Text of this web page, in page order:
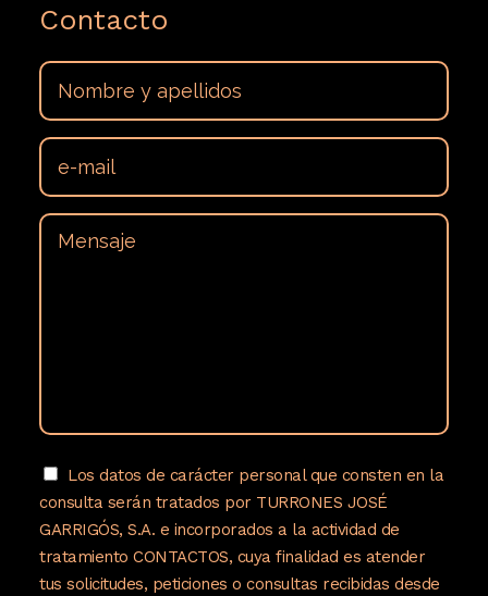
Contacto
Los datos de carácter personal que consten en la
consulta serán tratados por TURRONES JOSÉ
GARRIGÓS, S.A. e incorporados a la actividad de
tratamiento CONTACTOS, cuya finalidad es atender
tus solicitudes, peticiones o consultas recibidas desde